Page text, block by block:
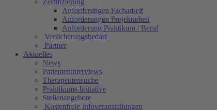
Zertifizierung
Anforderungen Facharbeit
Anforderungen Projektarbeit
Anforderung Praktikum / Beruf
Versicherungsbedarf
Partner
Aktuelles
News
Patienteninterviews
Therapeutensuche
Praktikums-Initiative
Stellenangebote
Kostenfreie Infoveranstaltungen